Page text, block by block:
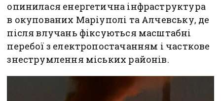
опинилася енергетична інфраструктура
в окупованих Маріуполі та Алчевську, де
після влучань фіксуються масштабні
перебої з електропостачанням і часткове
знеструмлення міських районів.